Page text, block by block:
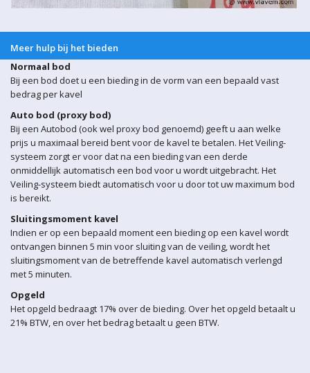
Meer hulp bij het bieden
Normaal bod
Bij een bod doet u een bieding in de vorm van een bepaald vast
bedrag per kavel
Auto bod (proxy bod)
Bij een Autobod (ook wel proxy bod genoemd) geeft u aan welke
prijs u maximaal bereid bent voor de kavel te betalen. Het Veiling-
systeem zorgt er voor dat na een bieding van een derde
onmiddellijk automatisch een bod voor u wordt uitgebracht. Het
Veiling-systeem biedt automatisch voor u door tot uw maximum bod
is bereikt.
Sluitingsmoment kavel
Indien er op een bepaald moment een bieding op een kavel wordt
ontvangen binnen 5 min voor sluiting van de veiling, wordt het
sluitingsmoment van de betreffende kavel automatisch verlengd
met 5 minuten.
Opgeld
Het opgeld bedraagt 17% over de bieding. Over het opgeld betaalt u
21% BTW, en over het bedrag betaalt u geen BTW.